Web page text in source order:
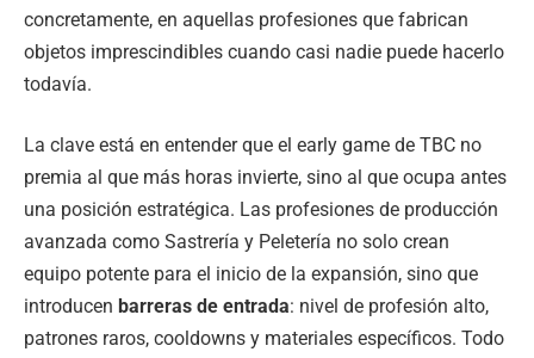
concretamente, en aquellas profesiones que fabrican
objetos imprescindibles cuando casi nadie puede hacerlo
todavía.
La clave está en entender que el early game de TBC no
premia al que más horas invierte, sino al que ocupa antes
una posición estratégica. Las profesiones de producción
avanzada como Sastrería y Peletería no solo crean
equipo potente para el inicio de la expansión, sino que
introducen barreras de entrada: nivel de profesión alto,
patrones raros, cooldowns y materiales específicos. Todo